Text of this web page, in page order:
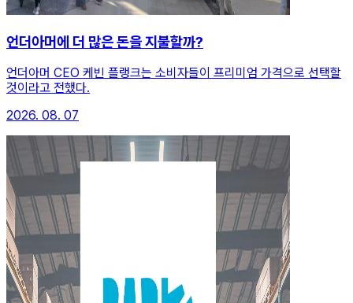
언더아머에 더 많은 돈을 지불할까?
언더아머 CEO 케빈 플랭크는 소비자들이 프리미엄 가격으로 선택할
것이라고 전했다.
2026. 08. 07